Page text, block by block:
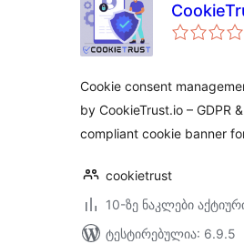
Cookie consent
by CookieTrust.io – GDPR
compliant cookie banner
cookietrust
10-ზე ნაკლები
ტესტირებულია: 6.9.5